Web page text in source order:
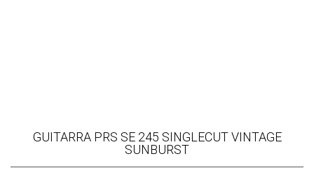
GUITARRA PRS SE 245 SINGLECUT VINTAGE
SUNBURST